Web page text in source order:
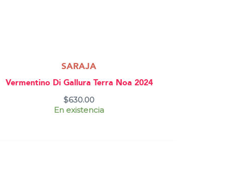
SARAJA
Vermentino Di Gallura Terra Noa 2024
$630.00
En existencia